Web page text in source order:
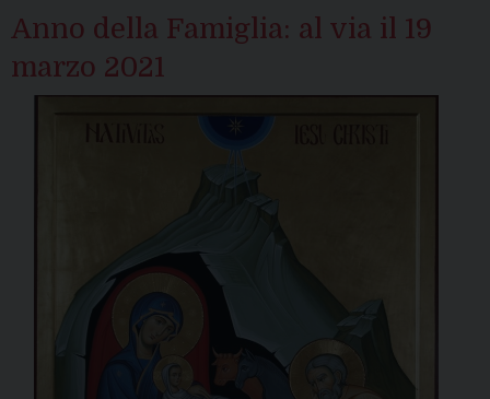
laetitia
Anno della Famiglia: al via il 19
marzo 2021